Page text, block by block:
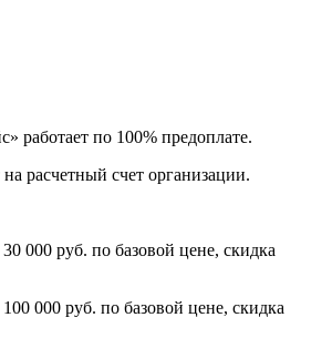
работает по 100% предоплате.
расчетный счет организации.
000 руб. по базовой цене, скидка
000 руб. по базовой цене, скидка